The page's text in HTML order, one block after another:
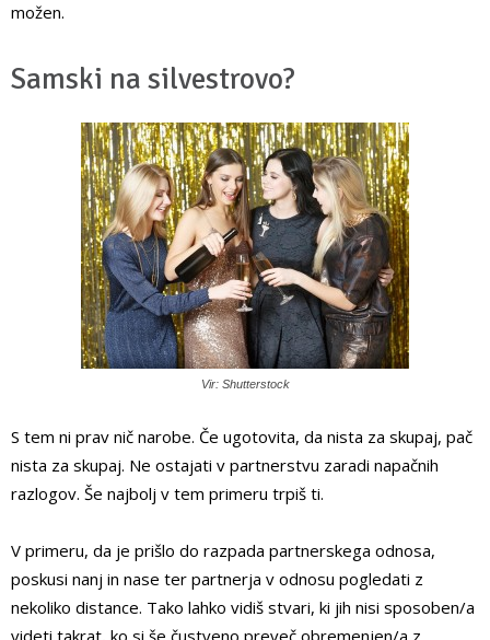
možen.
Samski na silvestrovo?
Vir: Shutterstock
S tem ni prav nič narobe. Če ugotovita, da nista za skupaj, pač
nista za skupaj. Ne ostajati v partnerstvu zaradi napačnih
razlogov. Še najbolj v tem primeru trpiš ti.
V primeru, da je prišlo do razpada partnerskega odnosa,
poskusi nanj in nase ter partnerja v odnosu pogledati z
nekoliko distance. Tako lahko vidiš stvari, ki jih nisi sposoben/a